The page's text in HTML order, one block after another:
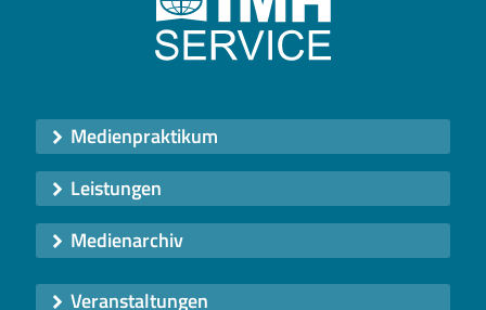
Medienpraktikum
Leistungen
Medienarchiv
Veranstaltungen